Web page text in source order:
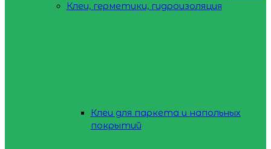
Клеи, герметики, гидроизоляция
Клеи для паркета и напольных
покрытий